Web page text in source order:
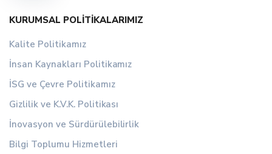
KURUMSAL POLITIKALARIMIZ
Kalite Politikamız
İnsan Kaynakları Politikamız
İSG ve Çevre Politikamız
Gizlilik ve K.V.K. Politikası
İnovasyon ve Sürdürülebilirlik
Bilgi Toplumu Hizmetleri